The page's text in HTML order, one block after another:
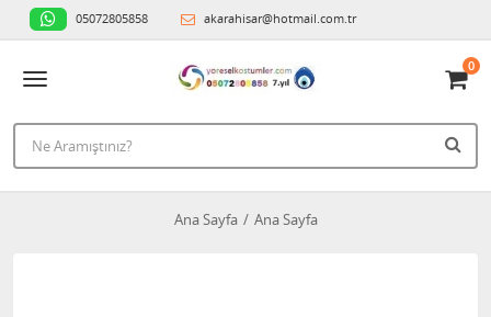
05072805858 akarahisar@hotmail.com.tr
0
Ana Sayfa Ana Sayfa